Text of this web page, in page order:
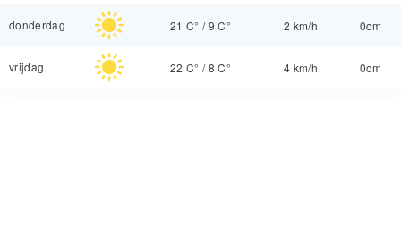
donderdag 21 C° / 9 C° 2 km/h 0cm
vrijdag 22 C° / 8 C° 4 km/h 0cm